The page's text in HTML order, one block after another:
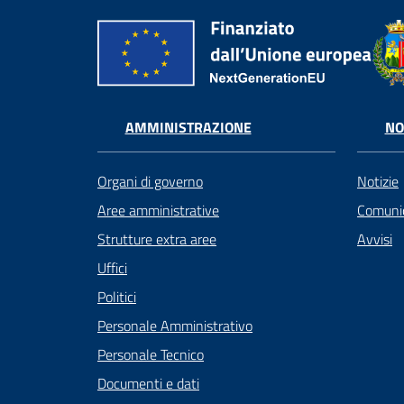
AMMINISTRAZIONE
Organi di governo
Aree amministrative
Strutture extra aree
Uffici
Politici
Personale Amministrativo
Personale Tecnico
Documenti e dati
Notizie
Avvisi